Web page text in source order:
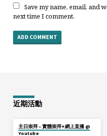
Save my name, email, and
next time I comment.
近期活動
主日崇拜 – 實體崇拜+網上直播 @
Youtube